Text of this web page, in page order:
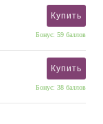
Купить
Бонус: 59 баллов
Купить
Бонус: 38 баллов